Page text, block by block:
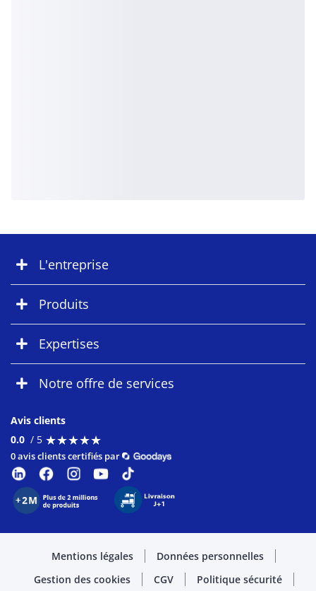
L'entreprise
Produits
Expertises
Notre offre de services
Avis clients
0.0 / 5 ★★★★★
★★★★★
0 avis clients certifiés par
Mentions légales
Données personnelles
Gestion des cookies
CGV Politique sécurité